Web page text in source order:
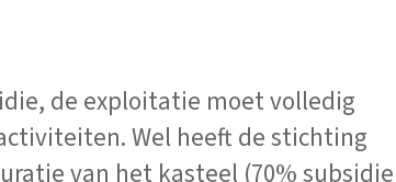
de exploitatie moet volledig
Wel heeft de stichting
van het kasteel (70% subsidie